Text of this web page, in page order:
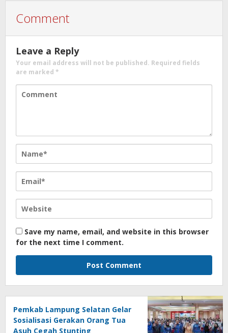
Comment
Leave a Reply
Your email address will not be published. Required fields
are marked *
Save my name, email, and website in this browser
for the next time I comment.
Pemkab Lampung Selatan Gelar
Sosialisasi Gerakan Orang Tua
Asuh Cegah Stunting